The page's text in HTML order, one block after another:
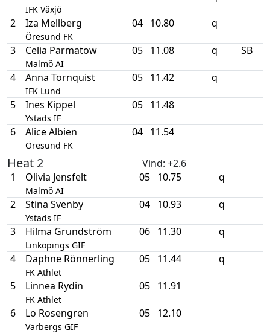
IFK Växjö
2 Iza Mellberg
Öresund FK
04 10.80 q
3 Celia Parmatow
Malmö AI
05 11.08 q SB
4 Anna Törnquist
IFK Lund
05 11.42 q
5 Ines Kippel
Ystads IF
05 11.48
6 Alice Albien
Öresund FK
04 11.54
Heat 2 Vind: +2.6
1
Olivia Jensfelt
Malmö AI
05 10.75 q
2 Stina Svenby
Ystads IF
04 10.93 q
3 Hilma Grundström
Linköpings GIF
06 11.30 q
4 Daphne Rönnerling
FK Athlet
05 11.44 q
5 Linnea Rydin
FK Athlet
05 11.91
6 Lo Rosengren
Varbergs GIF
05 12.10